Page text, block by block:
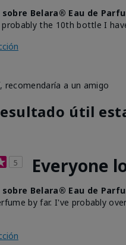
Belara® Eau de
the 10th bottle I
recomendaría a un amigo
útil
5 Everyone
Belara® Eau de
by far. I've probably